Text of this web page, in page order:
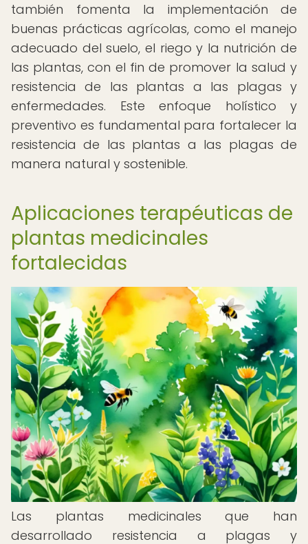
también fomenta la implementación de
buenas prácticas agrícolas, como el manejo
adecuado del suelo, el riego y la nutrición de
las plantas, con el fin de promover la salud y
resistencia de las plantas a las plagas y
enfermedades. Este enfoque holístico y
preventivo es fundamental para fortalecer la
resistencia de las plantas a las plagas de
manera natural y sostenible.
Aplicaciones terapéuticas de
plantas medicinales
fortalecidas
Las plantas medicinales que han
desarrollado resistencia a plagas y